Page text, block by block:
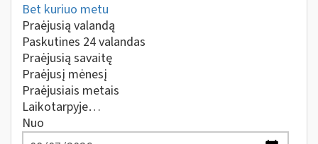
Bet kuriuo metu
Praėjusią valandą
Paskutines 24 valandas
Praėjusią savaitę
Praėjusį mėnesį
Praėjusiais metais
Laikotarpyje…
Nuo